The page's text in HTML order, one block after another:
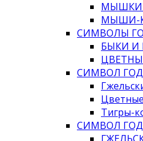
МЫШКИ
МЫШИ-
СИМВОЛЫ
БЫКИ И
СИМВОЛ
Тигры-
СИМВОЛ